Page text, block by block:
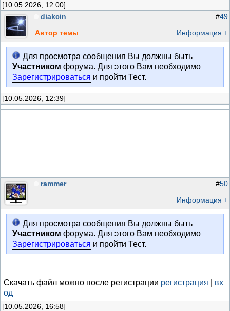
[10.05.2026, 12:00]
diakcin
Автор темы
#49
Информация +
Для просмотра сообщения Вы должны быть
Участником форума. Для этого Вам необходимо
Зарегистрироваться и пройти Тест.
[10.05.2026, 12:39]
rammer #50
Информация +
Для просмотра сообщения Вы должны быть
Участником форума. Для этого Вам необходимо
Зарегистрироваться и пройти Тест.
Скачать файл можно после регистрации регистрация
вх
од
[10.05.2026, 16:58]